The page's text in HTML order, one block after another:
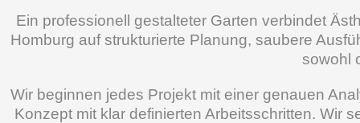
Ein professionell gestalteter Garten verbindet
Homburg auf strukturierte Planung, saubere
sowohl
Wir beginnen jedes Projekt mit einer genauen
Konzept mit klar definierten Arbeitsschritten. Wir